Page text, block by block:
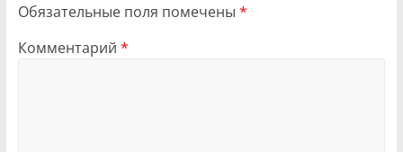
Обязательные поля помечены *
Комментарий *